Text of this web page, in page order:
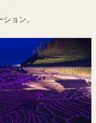
ョン。